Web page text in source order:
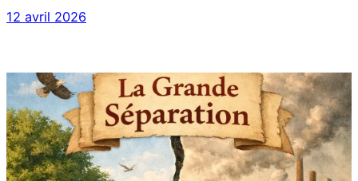
12 avril 2026